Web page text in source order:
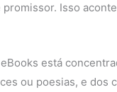
Isso
está
ou poesias, e dos